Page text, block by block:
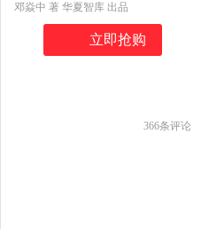
366条评论
邓焱中 著 华夏智库 出品
立即抢购